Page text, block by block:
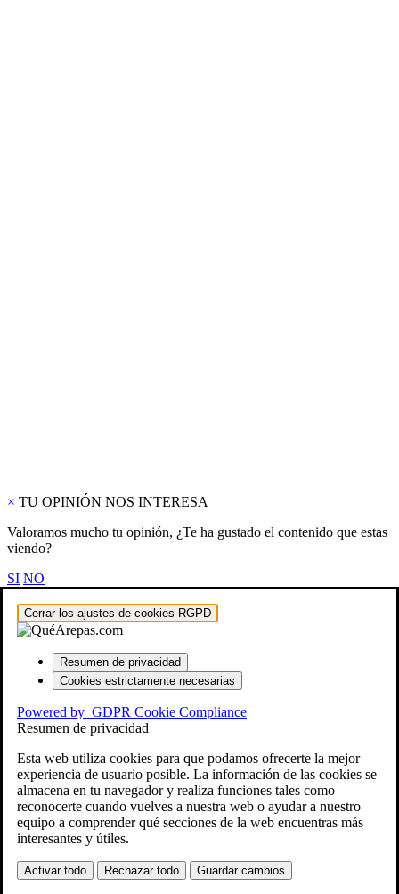
× TU OPINIÓN NOS INTERESA
Valoramos mucho tu opinión, ¿Te ha gustado el contenido que estas
viendo?
SI NO
Cerrar los ajustes de cookies RGPD
Resumen de privacidad
Cookies estrictamente necesarias
Powered by GDPR Cookie Compliance
Resumen de privacidad
Esta web utiliza cookies para que podamos ofrecerte la mejor
experiencia de usuario posible. La información de las cookies se
almacena en tu navegador y realiza funciones tales como
reconocerte cuando vuelves a nuestra web o ayudar a nuestro
equipo a comprender qué secciones de la web encuentras más
interesantes y útiles.
Activar todo Rechazar todo Guardar cambios